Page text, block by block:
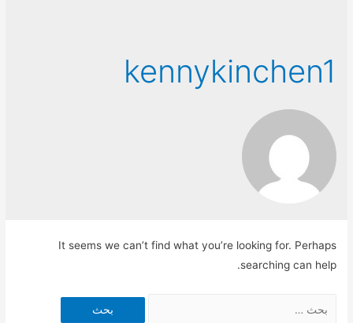
kennykinchen1
It seems we can’t find what you’re looking for. Perhaps
searching can help.